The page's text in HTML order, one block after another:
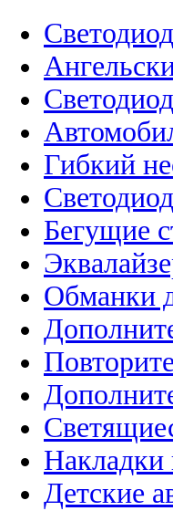
Гибкий
Бегущие
Обманки
Накладки
Детские